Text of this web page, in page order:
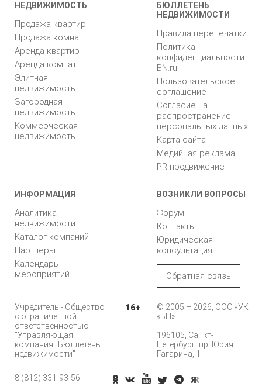
НЕДВИЖИМОСТЬ
Продажа квартир
Продажа комнат
Аренда квартир
Аренда комнат
Элитная
недвижимость
Загородная
недвижимость
Коммерческая
недвижимость
БЮЛЛЕТЕНЬ
НЕДВИЖИМОСТИ
Правила перепечатки
Политика
конфиденциальности
BN.ru
Пользовательское
соглашение
Согласие на
распространение
персональных данных
Карта сайта
Медийная реклама
PR продвижение
ИНФОРМАЦИЯ
Аналитика
недвижимости
Каталог компаний
Партнеры
Календарь
мероприятий
ВОЗНИКЛИ ВОПРОСЫ
Форум
Контакты
Юридическая
консультация
Обратная связь
Учредитель - Общество
с ограниченной
ответственностью
"Управляющая
компания "Бюллетень
недвижимости"
16+
© 2005 – 2026, ООО «УК
«БН»
196105, Санкт-
Петербург, пр. Юрия
Гагарина, 1
8 (812) 331-93-56